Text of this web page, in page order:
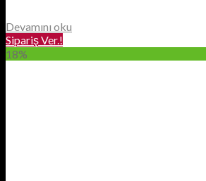
Devamını oku
Sipariş Ver.!
18%